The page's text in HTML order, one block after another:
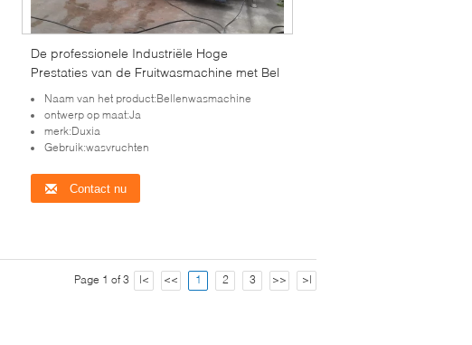
De professionele Industriële Hoge
Prestaties van de Fruitwasmachine met Bel
Naam van het product:Bellenwasmachine
ontwerp op maat:Ja
merk:Duxia
Gebruik:wasvruchten
Contact nu
Page 1 of 3 |< << 1 2 3 >> >|